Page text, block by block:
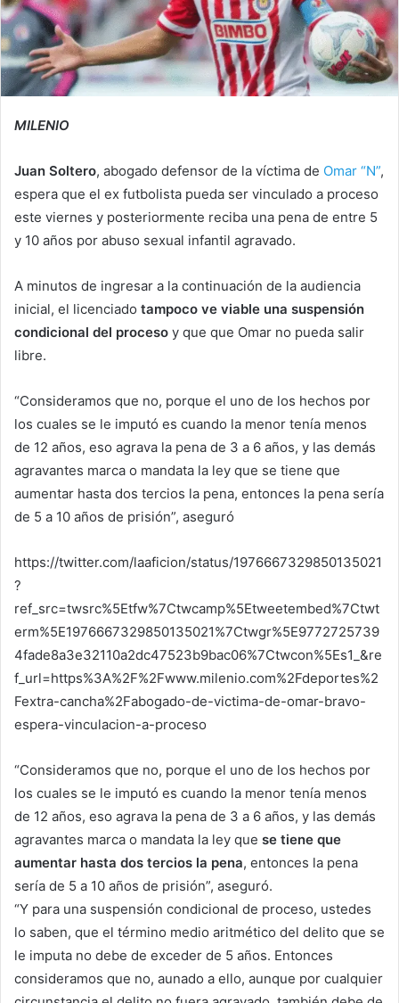
MILENIO
Juan Soltero, abogado defensor de la víctima de Omar “N”,
espera que el ex futbolista pueda ser vinculado a proceso
este viernes y posteriormente reciba una pena de entre 5
y 10 años por abuso sexual infantil agravado.
A minutos de ingresar a la continuación de la audiencia
inicial, el licenciado tampoco ve viable una suspensión
condicional del proceso y que que Omar no pueda salir
libre.
“Consideramos que no, porque el uno de los hechos por
los cuales se le imputó es cuando la menor tenía menos
de 12 años, eso agrava la pena de 3 a 6 años, y las demás
agravantes marca o mandata la ley que se tiene que
aumentar hasta dos tercios la pena, entonces la pena sería
de 5 a 10 años de prisión”, aseguró
https://twitter.com/laaficion/status/1976667329850135021
?
ref_src=twsrc%5Etfw%7Ctwcamp%5Etweetembed%7Ctwt
erm%5E1976667329850135021%7Ctwgr%5E9772725739
4fade8a3e32110a2dc47523b9bac06%7Ctwcon%5Es1_&re
f_url=https%3A%2F%2Fwww.milenio.com%2Fdeportes%2
Fextra-cancha%2Fabogado-de-victima-de-omar-bravo-
espera-vinculacion-a-proceso
“Consideramos que no, porque el uno de los hechos por
los cuales se le imputó es cuando la menor tenía menos
de 12 años, eso agrava la pena de 3 a 6 años, y las demás
agravantes marca o mandata la ley que se tiene que
aumentar hasta dos tercios la pena, entonces la pena
sería de 5 a 10 años de prisión”, aseguró.
“Y para una suspensión condicional de proceso, ustedes
lo saben, que el término medio aritmético del delito que se
le imputa no debe de exceder de 5 años. Entonces
consideramos que no, aunado a ello, aunque por cualquier